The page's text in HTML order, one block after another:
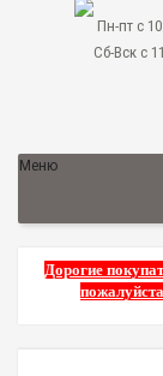
Пн-пт с
Сб-Вск с
Меню
Дорогие